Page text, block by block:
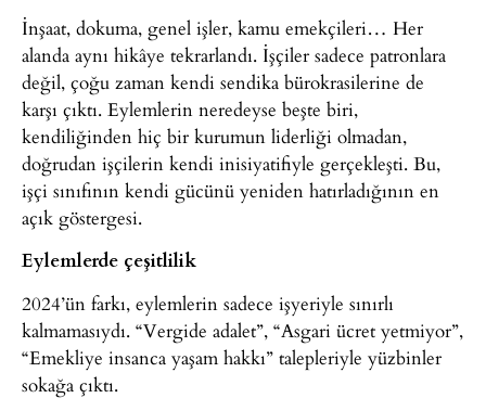
İnşaat, dokuma, genel işler, kamu emekçileri… Her
alanda aynı hikâye tekrarlandı. İşçiler sadece patronlara
değil, çoğu zaman kendi sendika bürokrasilerine de
karşı çıktı. Eylemlerin neredeyse beşte biri,
kendiliğinden hiç bir kurumun liderliği olmadan,
doğrudan işçilerin kendi inisiyatifiyle gerçekleşti. Bu,
işçi sınıfının kendi gücünü yeniden hatırladığının en
açık göstergesi.
Eylemlerde çeşitlilik
2024’ün farkı, eylemlerin sadece işyeriyle sınırlı
kalmamasıydı. “Vergide adalet”, “Asgari ücret yetmiyor”,
“Emekliye insanca yaşam hakkı” talepleriyle yüzbinler
sokağa çıktı.